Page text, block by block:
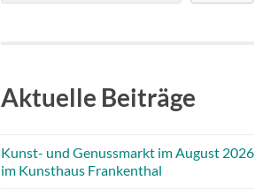
Aktuelle Beiträge
Kunst- und Genussmarkt im August 2026
im Kunsthaus Frankenthal